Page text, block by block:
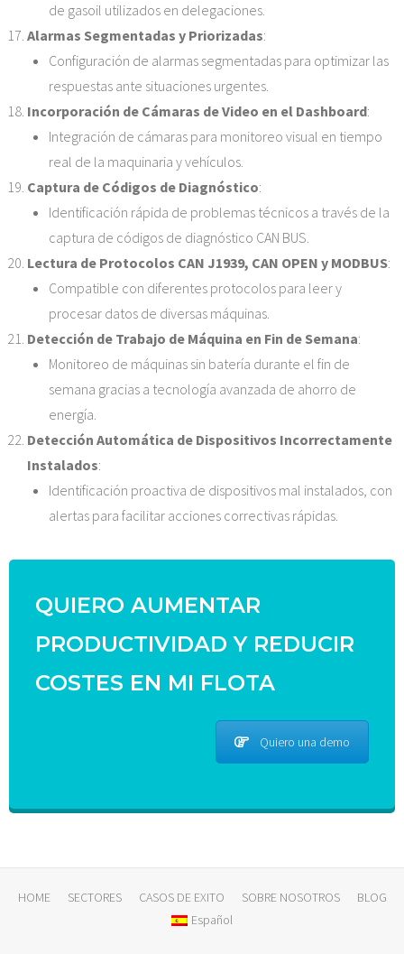
de gasoil utilizados en delegaciones.
Alarmas Segmentadas y Priorizadas:
Configuración de alarmas segmentadas para optimizar las
respuestas ante situaciones urgentes.
Incorporación de Cámaras de Video en el Dashboard:
Integración de cámaras para monitoreo visual en tiempo
real de la maquinaria y vehículos.
Captura de Códigos de Diagnóstico:
Identificación rápida de problemas técnicos a través de la
captura de códigos de diagnóstico CAN BUS.
Lectura de Protocolos CAN J1939, CAN OPEN y MODBUS:
Compatible con diferentes protocolos para leer y
procesar datos de diversas máquinas.
Detección de Trabajo de Máquina en Fin de Semana:
Monitoreo de máquinas sin batería durante el fin de
semana gracias a tecnología avanzada de ahorro de
energía.
Detección Automática de Dispositivos Incorrectamente
Instalados:
Identificación proactiva de dispositivos mal instalados, con
alertas para facilitar acciones correctivas rápidas.
QUIERO AUMENTAR
PRODUCTIVIDAD Y REDUCIR
COSTES EN MI FLOTA
Quiero una demo
HOME SECTORES CASOS DE EXITO SOBRE NOSOTROS
BLOG
Español